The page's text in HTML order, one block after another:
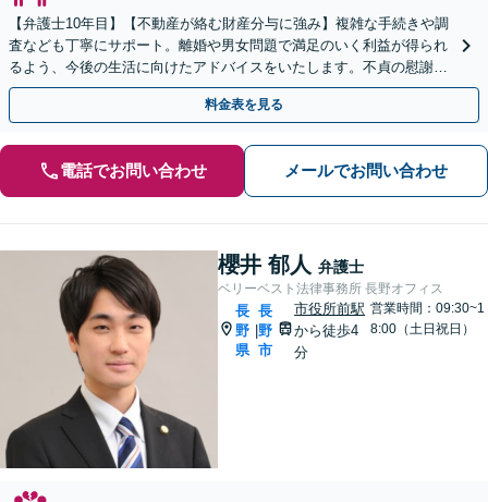
【弁護士10年目】【不動産が絡む財産分与に強み】複雑な手続きや調
査なども丁寧にサポート。離婚や男女問題で満足のいく利益が得られ
るよう、今後の生活に向けたアドバイスをいたします。不貞の慰謝料
請求もお任せください。【完全個室】【子連れ歓迎】
料金表を見る
電話でお問い合わせ メールでお問い合わせ
櫻井 郁人 弁護士
ベリーベスト法律事務所 長野オフィス
長
野
県
長
野
市
市役所前駅
から徒歩4
分
営業時間：09:30~1
8:00（土日祝日）